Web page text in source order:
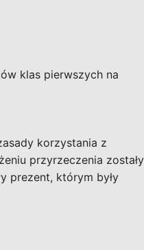
klas pierwszych na
korzystania z
przyrzeczenia zostały
prezent, którym były